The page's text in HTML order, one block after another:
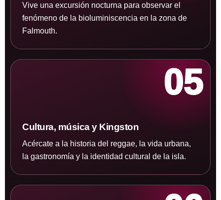
Vive una excursión nocturna para observar el
fenómeno de la bioluminiscencia en la zona de
Falmouth.
05
Cultura, música y Kingston
Acércate a la historia del reggae, la vida urbana,
la gastronomía y la identidad cultural de la isla.